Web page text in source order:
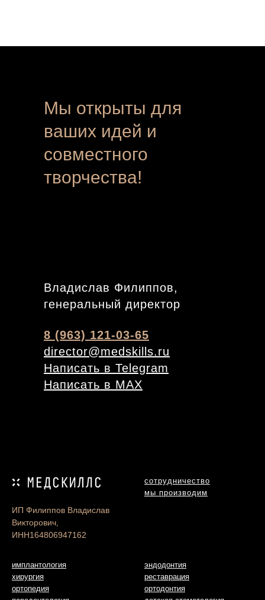
Мы открыты для
ваших идей и
совместного
творчества!
Владислав Филиппов,
генеральный директор
8 (963) 121-03-65
director@medskills.ru
Написать в Telegram
Написать в MAX
ИП Филиппов Владислав
Викторович,
ИНН164806947162
сотрудничество
мы производим
имплантология
хирургия
ортопедия
эндодонтия
реставрация
ортодонтия